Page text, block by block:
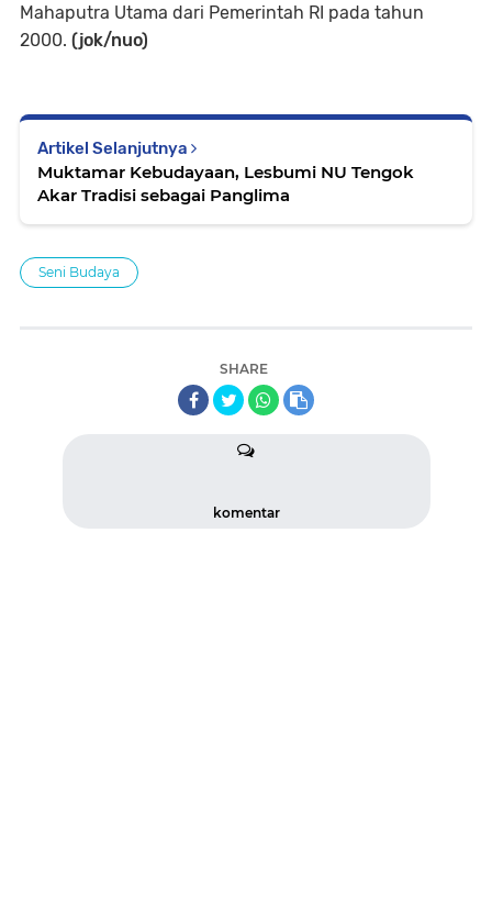
Mahaputra Utama dari Pemerintah RI pada tahun
2000. (jok/nuo)
Artikel Selanjutnya
Muktamar Kebudayaan, Lesbumi NU Tengok
Akar Tradisi sebagai Panglima
Seni Budaya
SHARE
komentar